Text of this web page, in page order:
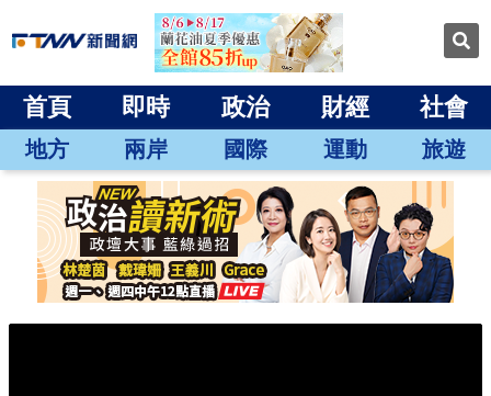
首頁 即時 政治 財經 社會
地方 兩岸 國際 運動 旅遊